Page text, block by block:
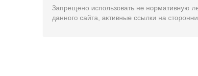
Запрещено использовать не нормативную
данного сайта, активные ссылки на